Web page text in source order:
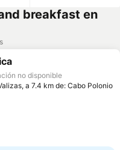
breakfast en
a favoritos
no disponible
a 7.4 km de: Cabo Polonio